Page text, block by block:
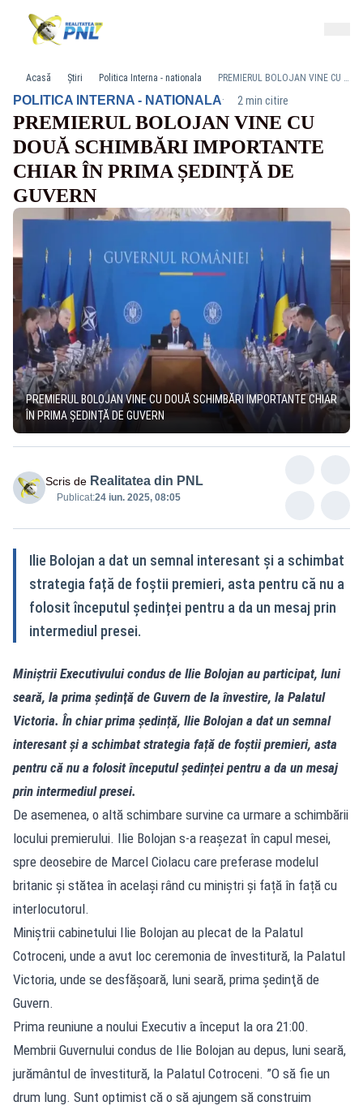
Acasă Știri Politica Interna - nationala PREMIERUL BOLOJAN VINE CU DOUĂ SCHIMBĂRI IMPORTANTE CHIAR ÎN PRIMA ȘEDINȚĂ DE GUVERN
POLITICA INTERNA - NATIONALA· 2 min citire
PREMIERUL BOLOJAN VINE CU
DOUĂ SCHIMBĂRI IMPORTANTE
CHIAR ÎN PRIMA ȘEDINȚĂ DE
GUVERN
PREMIERUL BOLOJAN VINE CU DOUĂ SCHIMBĂRI IMPORTANTE CHIAR
ÎN PRIMA ȘEDINȚĂ DE GUVERN
Scris de Realitatea din PNL
Publicat:24 iun. 2025, 08:05
Ilie Bolojan a dat un semnal interesant și a schimbat
strategia față de foștii premieri, asta pentru că nu a
folosit începutul ședinței pentru a da un mesaj prin
intermediul presei.
Miniştrii Executivului condus de Ilie Bolojan au participat, luni
seară, la prima şedinţă de Guvern de la învestire, la Palatul
Victoria. În chiar prima ședință, Ilie Bolojan a dat un semnal
interesant și a schimbat strategia față de foștii premieri, asta
pentru că nu a folosit începutul ședinței pentru a da un mesaj
prin intermediul presei.
De asemenea, o altă schimbare survine ca urmare a schimbării
locului premierului. Ilie Bolojan s-a reașezat în capul mesei,
spre deosebire de Marcel Ciolacu care preferase modelul
britanic și stătea în același rând cu miniștri și față în față cu
interlocutorul.
Miniştrii cabinetului Ilie Bolojan au plecat de la Palatul
Cotroceni, unde a avut loc ceremonia de învestitură, la Palatul
Victoria, unde se desfăşoară, luni seară, prima şedinţă de
Guvern.
Prima reuniune a noului Executiv a început la ora 21:00.
Membrii Guvernului condus de Ilie Bolojan au depus, luni seară,
jurământul de învestitură, la Palatul Cotroceni. ”O să fie un
drum lung. Sunt optimist că o să ajungem să construim